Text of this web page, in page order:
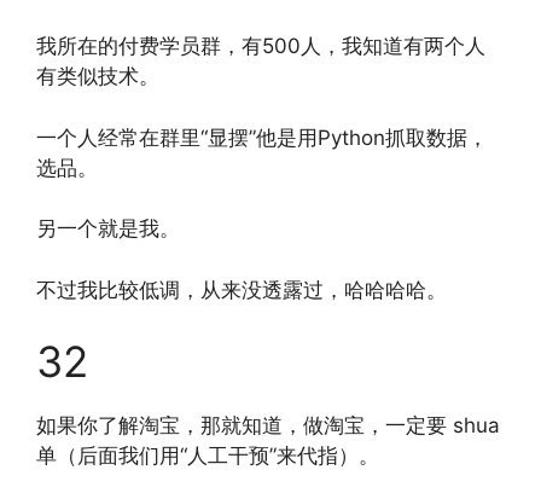
我所在的付费学员群，有500人，我知道有两个人
有类似技术。
一个人经常在群里“显摆”他是用Python抓取数据，
选品。
另一个就是我。
不过我比较低调，从来没透露过，哈哈哈哈。
32
如果你了解淘宝，那就知道，做淘宝，一定要 shua
单（后面我们用“人工干预”来代指）。